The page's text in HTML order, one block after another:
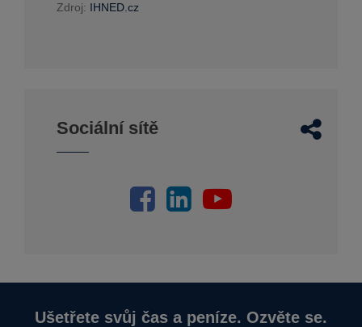
Zdroj: IHNED.cz
Sociální sítě
Ušetřete svůj čas a peníze. Ozvěte se.